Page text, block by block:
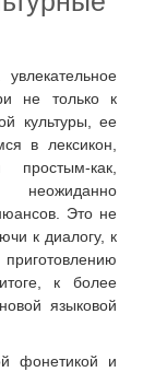
не только к
культуры, ее
в лексикон,
как,
неожиданно
Это не
к диалогу, к
к более
языковой
фонетикой и